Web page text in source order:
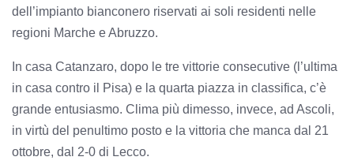
dell’impianto bianconero riservati ai soli residenti nelle
regioni Marche e Abruzzo.
In casa Catanzaro, dopo le tre vittorie consecutive (l’ultima
in casa contro il Pisa) e la quarta piazza in classifica, c’è
grande entusiasmo. Clima più dimesso, invece, ad Ascoli,
in virtù del penultimo posto e la vittoria che manca dal 21
ottobre, dal 2-0 di Lecco.